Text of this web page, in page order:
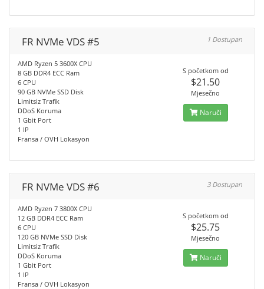
FR NVMe VDS #5 1 Dostupan
AMD Ryzen 5 3600X CPU
8 GB DDR4 ECC Ram
6 CPU
90 GB NVMe SSD Disk
Limitsiz Trafik
DDoS Koruma
1 Gbit Port
1 IP
Fransa / OVH Lokasyon
S početkom od
$21.50
Mjesečno
Naruči
FR NVMe VDS #6 3 Dostupan
AMD Ryzen 7 3800X CPU
12 GB DDR4 ECC Ram
6 CPU
120 GB NVMe SSD Disk
Limitsiz Trafik
DDoS Koruma
1 Gbit Port
1 IP
Fransa / OVH Lokasyon
S početkom od
$25.75
Mjesečno
Naruči